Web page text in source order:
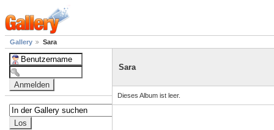
Gallery Sara
Sara
Dieses Album ist leer.